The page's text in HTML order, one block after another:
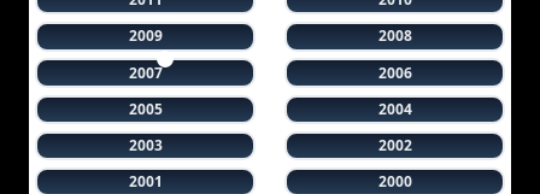
2009
2008
2007
2006
2005
2004
2003
2002
2001
2000